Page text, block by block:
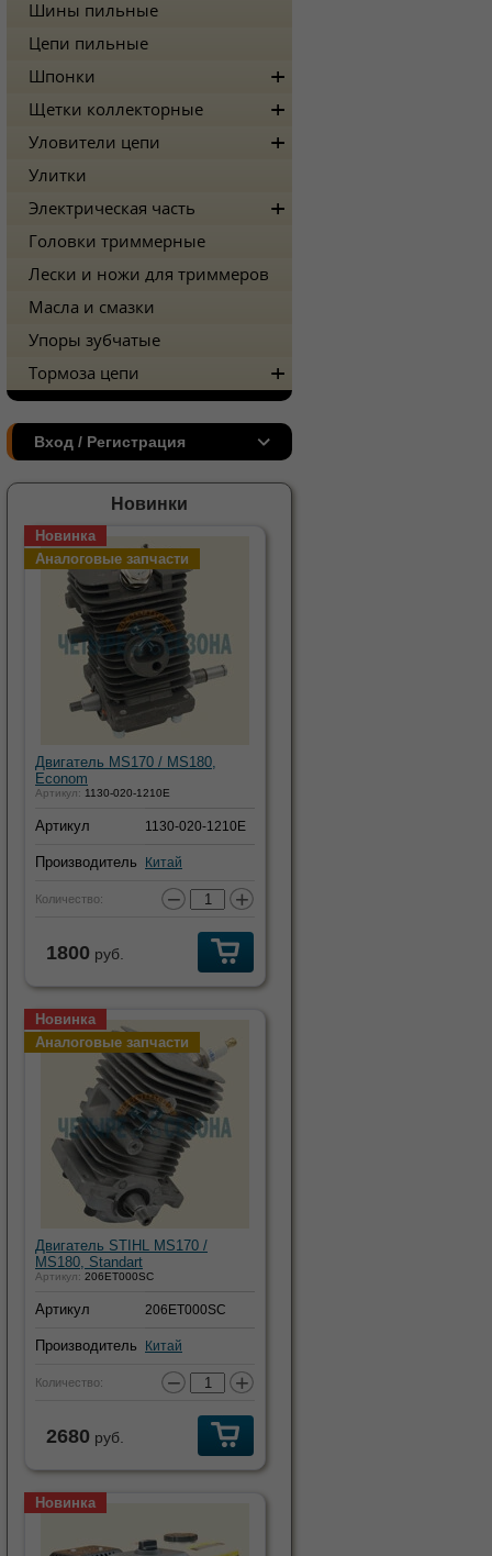
Шины пильные
Цепи пильные
Шпонки
Щетки коллекторные
Уловители цепи
Улитки
Электрическая часть
Головки триммерные
Лески и ножи для триммеров
Масла и смазки
Упоры зубчатые
Тормоза цепи
Вход / Регистрация
Новинки
Новинка
Аналоговые запчасти
Двигатель MS170 / MS180,
Econom
Артикул: 1130-020-1210E
Артикул 1130-020-1210E
Производитель Китай
Количество: − +
1800 руб.
Новинка
Аналоговые запчасти
Двигатель STIHL MS170 /
MS180, Standart
Артикул: 206ET000SC
Артикул 206ET000SC
Производитель Китай
Количество: − +
2680 руб.
Новинка